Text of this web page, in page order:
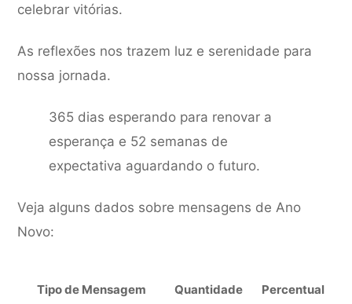
celebrar vitórias.
As reflexões nos trazem luz e serenidade para
nossa jornada.
365 dias esperando para renovar a
esperança e 52 semanas de
expectativa aguardando o futuro.
Veja alguns dados sobre mensagens de Ano
Novo:
Tipo de Mensagem Quantidade Percentual